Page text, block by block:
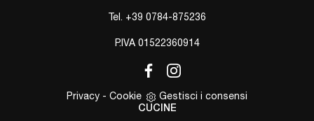
Tel. +39 0784-875236
P.IVA 01522360914
Privacy - Cookie Gestisci i consensi
CUCINE